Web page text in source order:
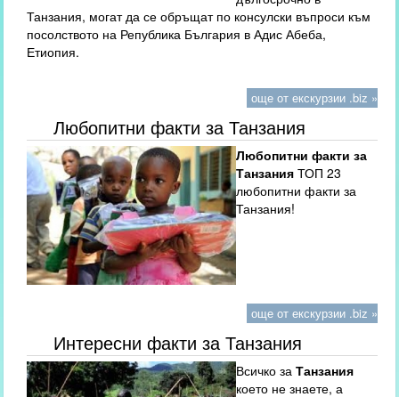
Танзания, могат да се обръщат по консулски въпроси към
посолството на Република България в Адис Абеба,
Етиопия.
още от екскурзии .biz »
Любопитни факти за Танзания
Любопитни факти за
Танзания ТОП 23
любопитни факти за
Танзания!
още от екскурзии .biz »
Интересни факти за Танзания
Всичко заТанзания
което не знаете, а